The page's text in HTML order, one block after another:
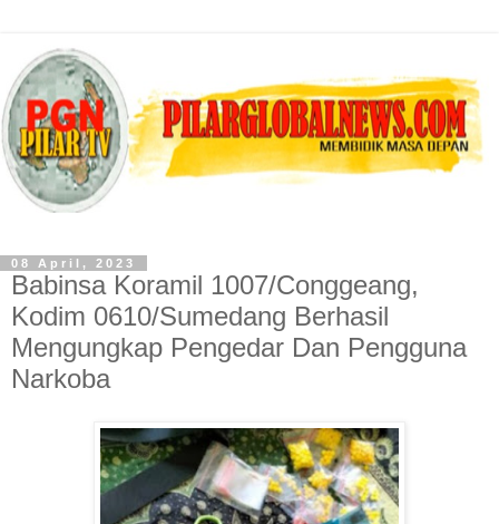
08 April, 2023
Babinsa Koramil 1007/Conggeang,
Kodim 0610/Sumedang Berhasil
Mengungkap Pengedar Dan Pengguna
Narkoba